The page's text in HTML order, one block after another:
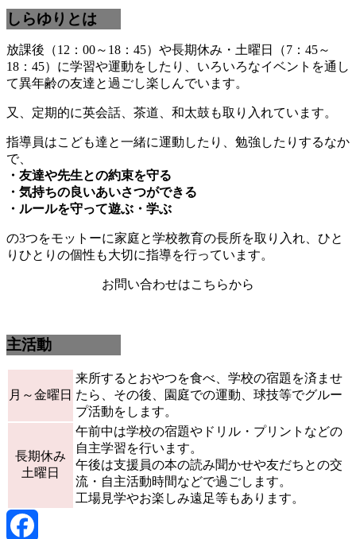
しらゆりとは
放課後（12：00～18：45）や長期休み・土曜日（7：45～
18：45）に学習や運動をしたり、いろいろなイベントを通し
て異年齢の友達と過ごし楽しんでいます。
又、定期的に英会話、茶道、和太鼓も取り入れています。
指導員はこども達と一緒に運動したり、勉強したりするなか
で、
・友達や先生との約束を守る
・気持ちの良いあいさつができる
・ルールを守って遊ぶ・学ぶ
の3つをモットーに家庭と学校教育の長所を取り入れ、ひと
りひとりの個性も大切に指導を行っています。
お問い合わせはこちらから
主活動
月～金曜日
来所するとおやつを食べ、学校の宿題を済ませ
たら、その後、園庭での運動、球技等でグルー
プ活動をします。
長期休み
土曜日
午前中は学校の宿題やドリル・プリントなどの
自主学習を行います。
午後は支援員の本の読み聞かせや友だちとの交
流・自主活動時間などで過ごします。
工場見学やお楽しみ遠足等もあります。